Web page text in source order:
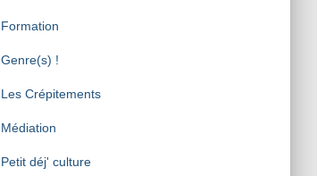
Formation
Genre(s) !
Les Crépitements
Médiation
Petit déj' culture